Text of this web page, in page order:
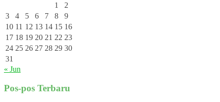
1
2
3
4 5 6 7 8
9
10 11 12 13 14 15 16
17 18 19 20 21 22 23
24 25 26 27 28 29 30
31
« Jun
Pos-pos Terbaru